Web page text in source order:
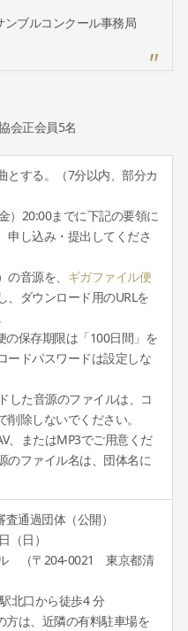
ブルコンクール事務局
会正会員5名
とする。（7分以内、部分カ
）20:00までに下記の要領に
申し込み・提出してくださ
音源を、 ギガファイル便
、ダウンロード用のURLを
保存期限は「100日間」を
ードパスワードは設定しな
た音源のファイルは、コ
削除しないでください。
、またはMP3でご用意くだ
のファイル名は、団体名に
通過団体（公開）
（日）
（〒204-0021 東京都清
北口から徒歩4 分
は、近隣の有料駐車場を